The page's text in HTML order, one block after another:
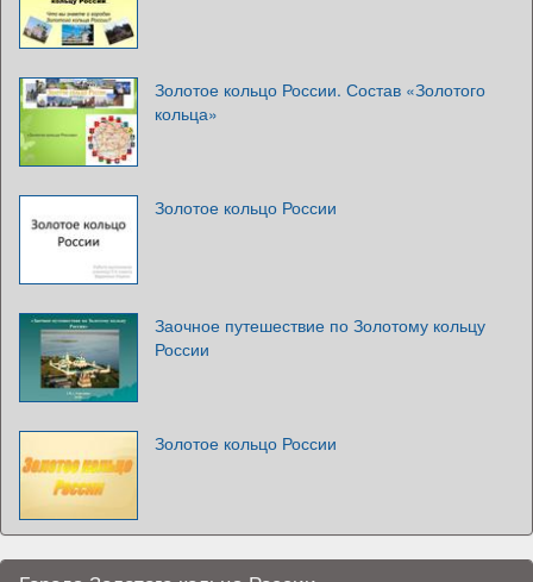
Золотое кольцо России. Состав «Золотого
кольца»
Золотое кольцо России
Заочное путешествие по Золотому кольцу
России
Золотое кольцо России